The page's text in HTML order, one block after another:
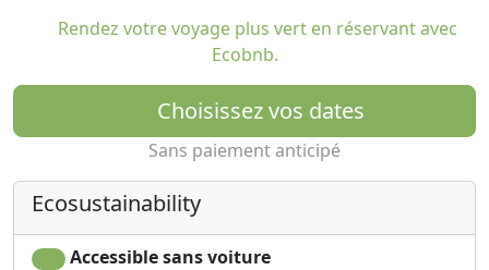
25 chambres, suites et tentes luxueuses
Restaurant, spa, salle de sport, piscine à débordement,
centre de sports et d'activités
Intégré dans un jardin botanique et une ferme
écologique
15 minutes en voiture de l'aéroport de Luang Prabang
15 minutes en voiture du centre-ville, navettes
régulières vers la ville
Rendez votre voyage plus vert en réservant avec
Ecobnb.
Choisissez vos dates
Sans paiement anticipé
Ecosustainability
Accessible sans voiture